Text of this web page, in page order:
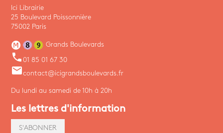
Ici Librairie
25 Boulevard Poissonnière
75002 Paris
Grands Boulevards
phone 01 85 01 67 30
emailcontact@icigrandsboulevards.fr
Du lundi au samedi de 10h à 20h
Les lettres d'information
S'ABONNER